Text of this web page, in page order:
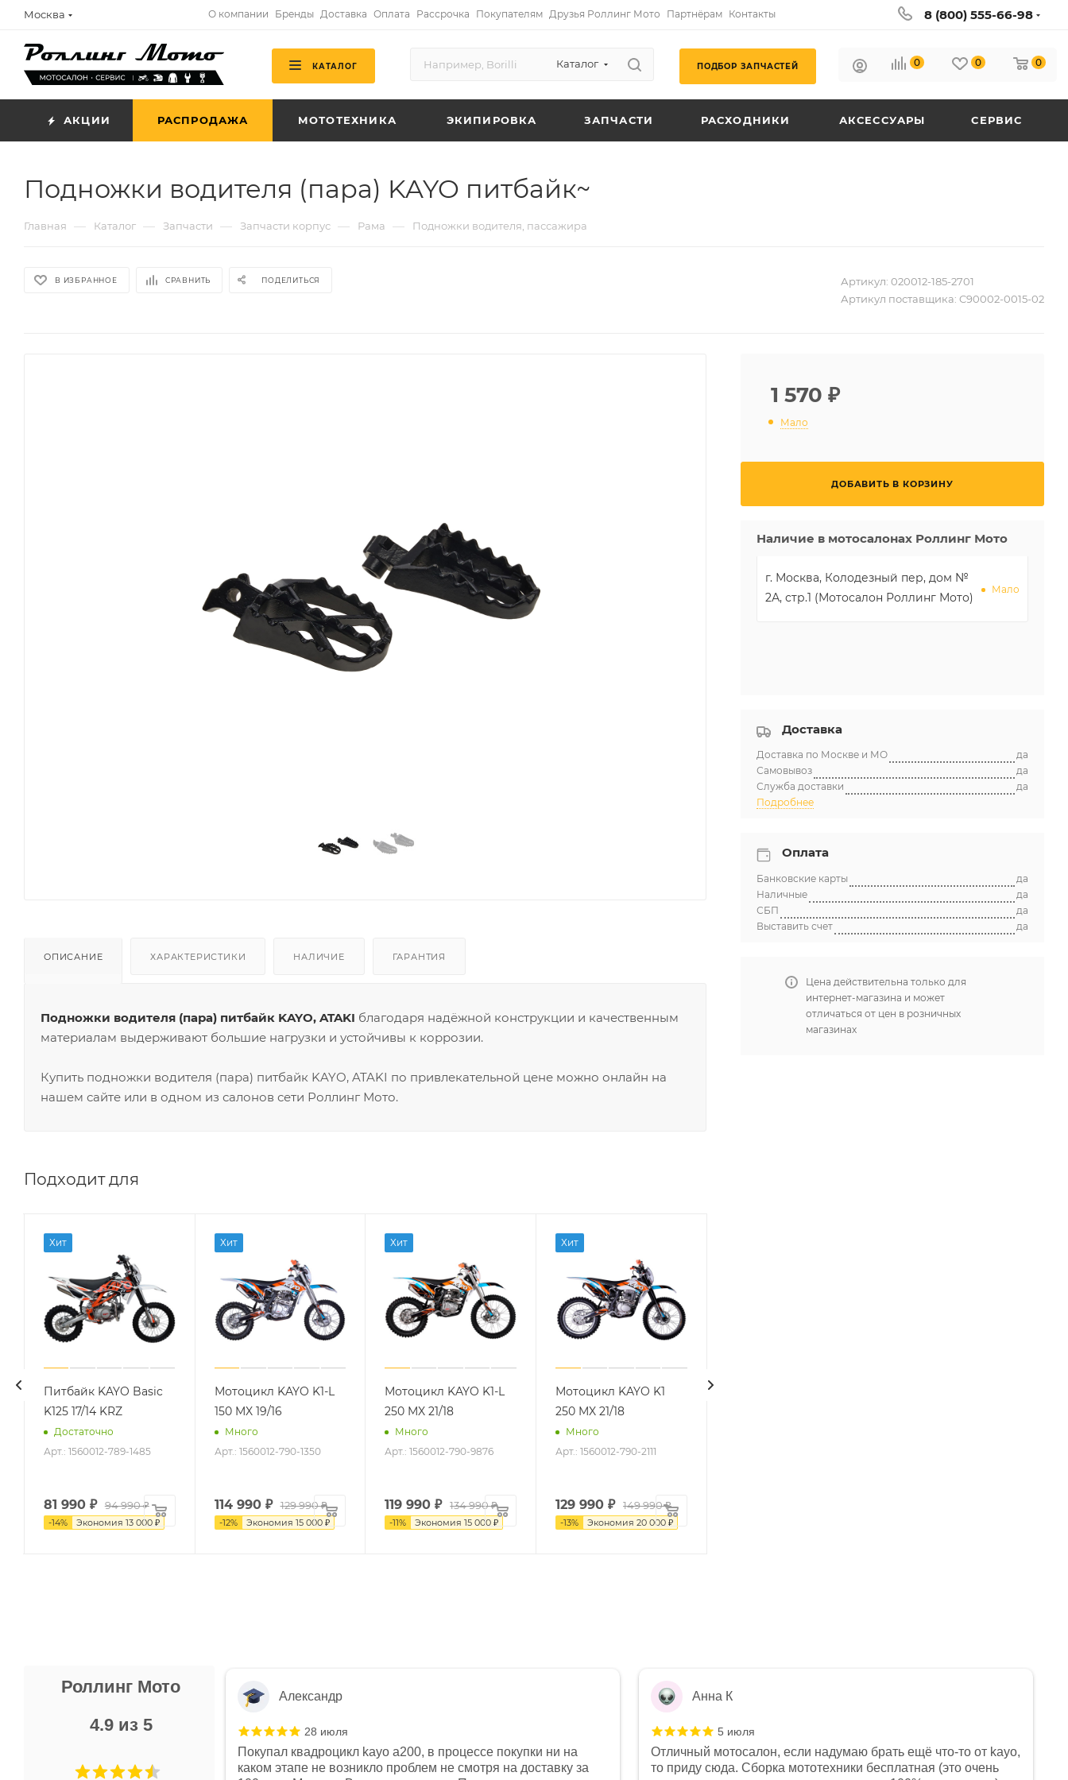
Москва О компании Бренды Доставка Оплата Рассрочка Покупателям Друзья Роллинг Мото Партнёрам Контакты 8 (800) 555-66-98
КАТАЛОГ Каталог ПОДБОР ЗАПЧАСТЕЙ 0 0 0
АКЦИИ РАСПРОДАЖА МОТОТЕХНИКА ЭКИПИРОВКА ЗАПЧАСТИ РАСХОДНИКИ АКСЕССУАРЫ СЕРВИС
Подножки водителя (пара) KAYO питбайк~
Главная — Каталог — Запчасти — Запчасти корпус — Рама — Подножки водителя, пассажира
В ИЗБРАННОЕ СРАВНИТЬ ПОДЕЛИТЬСЯ Артикул: 020012-185-2701
Артикул поставщика: C90002-0015-02
ОПИСАНИЕ ХАРАКТЕРИСТИКИ НАЛИЧИЕ ГАРАНТИЯ
Подножки водителя (пара) питбайк KAYO, ATAKI благодаря надёжной конструкции и качественным
материалам выдерживают большие нагрузки и устойчивы к коррозии.
Купить подножки водителя (пара) питбайк KAYO, ATAKI по привлекательной цене можно онлайн на
нашем сайте или в одном из салонов сети Роллинг Мото.
Подходит для
Хит
Питбайк KAYO Basic
K125 17/14 KRZ
Достаточно
Арт.: 1560012-789-1485
81 990₽ 94 990 ₽
-14% Экономия 13 000 ₽
Хит
Мотоцикл KAYO K1-L
150 MX 19/16
Много
Арт.: 1560012-790-1350
114 990₽ 129 990 ₽
-12% Экономия 15 000 ₽
Хит
Мотоцикл KAYO K1-L
250 MX 21/18
Много
Арт.: 1560012-790-9876
119 990 ₽ 134 990 ₽
-11% Экономия15 000 ₽
Хит
Мотоцикл KAYO K1
250 MX 21/18
Много
Арт.: 1560012-790-2111
129 990 ₽ 149 990 ₽
-13% Экономия 20 000 ₽
1 570 ₽
Мало
ДОБАВИТЬ В КОРЗИНУ
Наличие в мотосалонах Роллинг Мото
г. Москва, Колодезный пер, дом №
2А, стр.1 (Мотосалон Роллинг Мото)
Мало
Доставка
Доставка по Москве и МО
да
Самовывоз
да
Служба доставки
да
Подробнее
Оплата
Банковские карты
да
Наличные
да
СБП
да
Выставить счет
да
Цена действительна только для
интернет-магазина и может
отличаться от цен в розничных
магазинах
Роллинг Мото
4.9 из 5
Не понравились условия
Александр
28 июля
Покупал квадроцикл kayo a200, в процессе покупки ни на
каком этапе не возникло проблем не смотря на доставку за
Анна К
5 июля
Отличный мотосалон, если надумаю брать ещё что-то от kayo,
то приду сюда. Сборка мототехники бесплатная (это очень